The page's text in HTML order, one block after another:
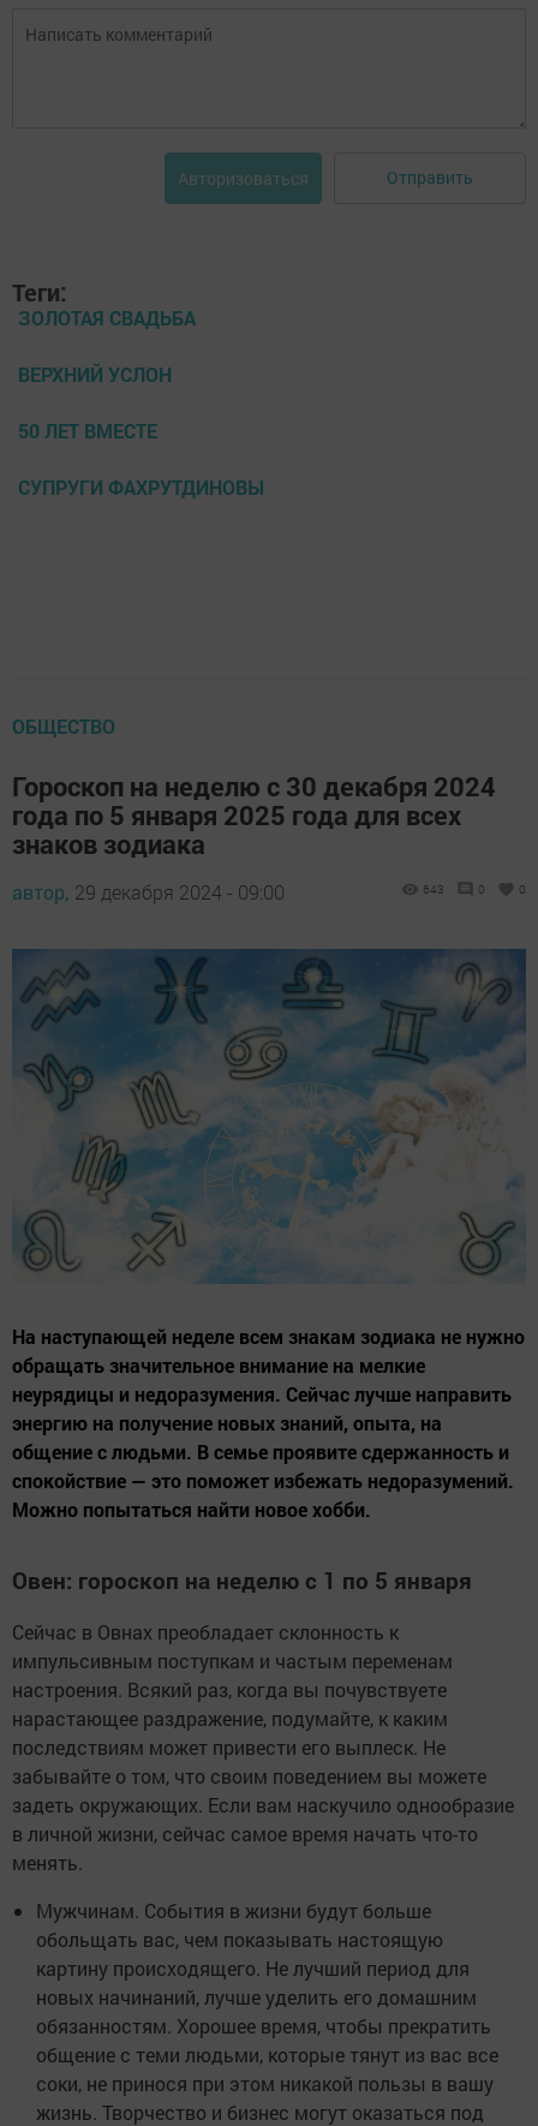
Авторизоваться Отправить
Теги:
ЗОЛОТАЯ СВАДЬБА
ВЕРХНИЙ УСЛОН
50 ЛЕТ ВМЕСТЕ
СУПРУГИ ФАХРУТДИНОВЫ
ОБЩЕСТВО
Гороскоп на неделю с 30 декабря 2024
года по 5 января 2025 года для всех
знаков зодиака
автор, 29 декабря 2024 - 09:00 643 0 0
На наступающей неделе всем знакам зодиака не нужно
обращать значительное внимание на мелкие
неурядицы и недоразумения. Сейчас лучше направить
энергию на получение новых знаний, опыта, на
общение с людьми. В семье проявите сдержанность и
спокойствие — это поможет избежать недоразумений.
Можно попытаться найти новое хобби.
Овен: гороскоп на неделю с 1 по 5 января
Сейчас в Овнах преобладает склонность к
импульсивным поступкам и частым переменам
настроения. Всякий раз, когда вы почувствуете
нарастающее раздражение, подумайте, к каким
последствиям может привести его выплеск. Не
забывайте о том, что своим поведением вы можете
задеть окружающих. Если вам наскучило однообразие
в личной жизни, сейчас самое время начать что-то
менять.
Мужчинам. События в жизни будут больше
обольщать вас, чем показывать настоящую
картину происходящего. Не лучший период для
новых начинаний, лучше уделить его домашним
обязанностям. Хорошее время, чтобы прекратить
общение с теми людьми, которые тянут из вас все
соки, не принося при этом никакой пользы в вашу
жизнь. Творчество и бизнес могут оказаться под